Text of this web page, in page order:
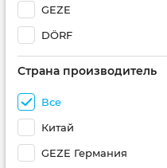
GEZE
DÖRF
Страна производитель
Все
Китай
GEZE Германия